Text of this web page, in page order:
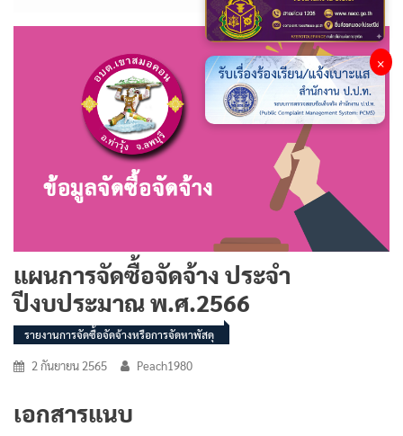
แผนการจัดซื้อจัดจ้าง ประจำ
ปีงบประมาณ พ.ศ.2566
รายงานการจัดซื้อจัดจ้างหรือการจัดหาพัสดุ
2 กันยายน 2565 Peach1980
เอกสารแนบ
×